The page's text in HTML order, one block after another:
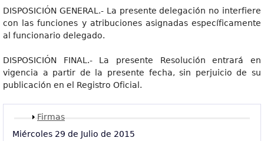
DISPOSICIÓN GENERAL.- La presente delegación no interfiere
con las funciones y atribuciones asignadas específicamente
al funcionario delegado.
DISPOSICIÓN FINAL.- La presente Resolución entrará en
vigencia a partir de la presente fecha, sin perjuicio de su
publicación en el Registro Oficial.
Mostrar
Firmas
Miércoles 29 de Julio de 2015